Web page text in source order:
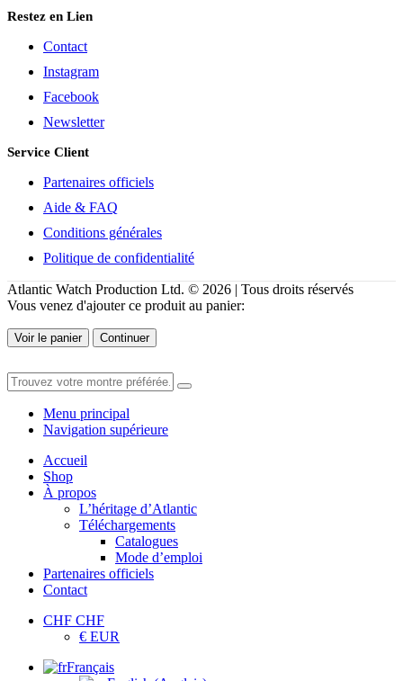
Restez en Lien
Contact
Instagram
Facebook
Newsletter
Service Client
Partenaires officiels
Aide & FAQ
Conditions générales
Politique de confidentialité
Atlantic Watch Production Ltd. © 2026 | Tous droits réservés
Vous venez d'ajouter ce produit au panier:
Voir le panier Continuer
Menu principal
Navigation supérieure
Accueil
Shop
À propos
L’héritage d’Atlantic
Téléchargements
Catalogues
Mode d’emploi
Partenaires officiels
Contact
CHF CHF
€ EUR
Français